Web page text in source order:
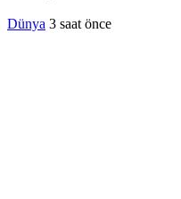
Dünya 3 saat önce